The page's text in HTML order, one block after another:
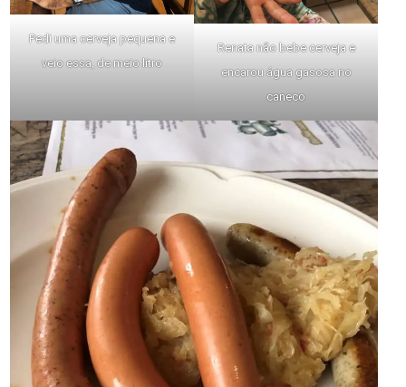
Pedi uma cerveja pequena e
veio essa, de meio litro
Renata não bebe cerveja e
encarou água gasosa no
caneco